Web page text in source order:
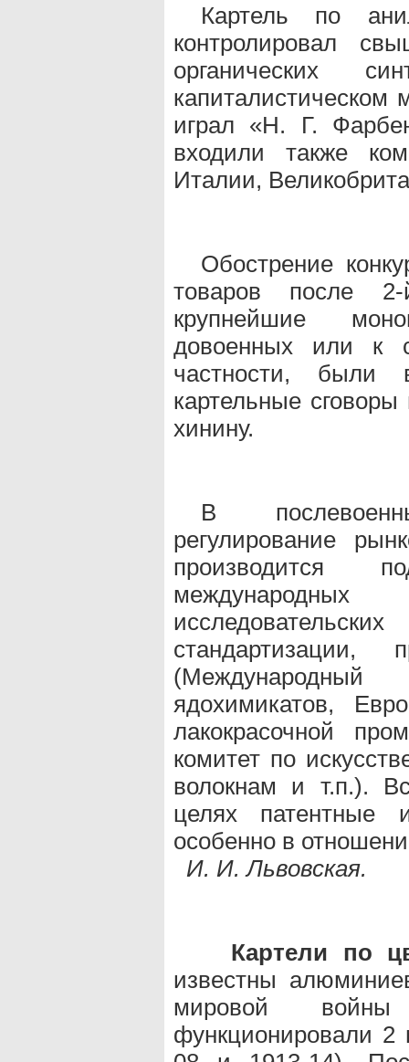
Картель по
контролировал
органических
играл «Н. Г.
входили также
Италии,
Обострение
товаров после
крупнейшие
довоенных или к
частности, были
картельные
хинину.
В
регулирование
производится
стандартизации,
ядохимикатов,
лакокрасочной
комитет по
волокнам и т.п.).
целях патентные
особенно в
И. И. Львовская.
Картели по
известны
мировой
функционировали 2